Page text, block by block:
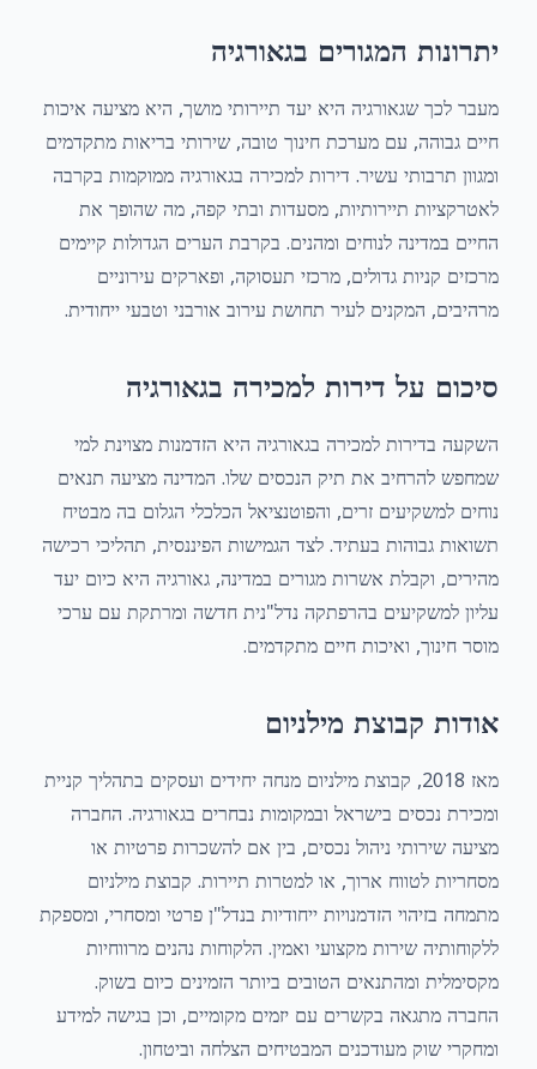
יתרונות המגורים בגאורגיה
מעבר לכך שגאורגיה היא יעד תיירותי מושך, היא מציעה איכות
חיים גבוהה, עם מערכת חינוך טובה, שירותי בריאות מתקדמים
ומגוון תרבותי עשיר. דירות למכירה בגאורגיה ממוקמות בקרבה
לאטרקציות תיירותיות, מסעדות ובתי קפה, מה שהופך את
החיים במדינה לנוחים ומהנים. בקרבת הערים הגדולות קיימים
מרכזים קניות גדולים, מרכזי תעסוקה, ופארקים עירוניים
מרהיבים, המקנים לעיר תחושת עירוב אורבני וטבעי ייחודית.
סיכום על דירות למכירה בגאורגיה
השקעה בדירות למכירה בגאורגיה היא הזדמנות מצוינת למי
שמחפש להרחיב את תיק הנכסים שלו. המדינה מציעה תנאים
נוחים למשקיעים זרים, והפוטנציאל הכלכלי הגלום בה מבטיח
תשואות גבוהות בעתיד. לצד הגמישות הפיננסית, תהליכי רכישה
מהירים, וקבלת אשרות מגורים במדינה, גאורגיה היא כיום יעד
עליון למשקיעים בהרפתקה נדל"נית חדשה ומרתקת עם ערכי
מוסר חינוך, ואיכות חיים מתקדמים.
אודות קבוצת מילניום
מאז 2018, קבוצת מילניום מנחה יחידים ועסקים בתהליך קניית
ומכירת נכסים בישראל ובמקומות נבחרים בגאורגיה. החברה
מציעה שירותי ניהול נכסים, בין אם להשכרות פרטיות או
מסחריות לטווח ארוך, או למטרות תיירות. קבוצת מילניום
מתמחה בזיהוי הזדמנויות ייחודיות בנדל"ן פרטי ומסחרי, ומספקת
ללקוחותיה שירות מקצועי ואמין. הלקוחות נהנים מרווחיות
מקסימלית ומהתנאים הטובים ביותר הזמינים כיום בשוק.
החברה מתגאה בקשרים עם יזמים מקומיים, וכן בגישה למידע
ומחקרי שוק מעודכנים המבטיחים הצלחה וביטחון.